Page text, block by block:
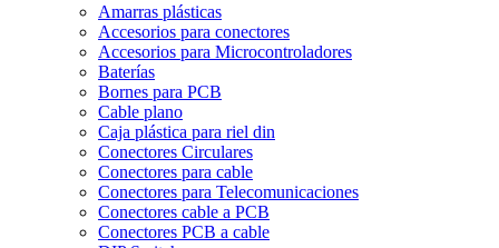
Amarras plásticas
Accesorios para conectores
Accesorios para Microcontroladores
Baterías
Bornes para PCB
Cable plano
Caja plástica para riel din
Conectores Circulares
Conectores para cable
Conectores para Telecomunicaciones
Conectores cable a PCB
Conectores PCB a cable